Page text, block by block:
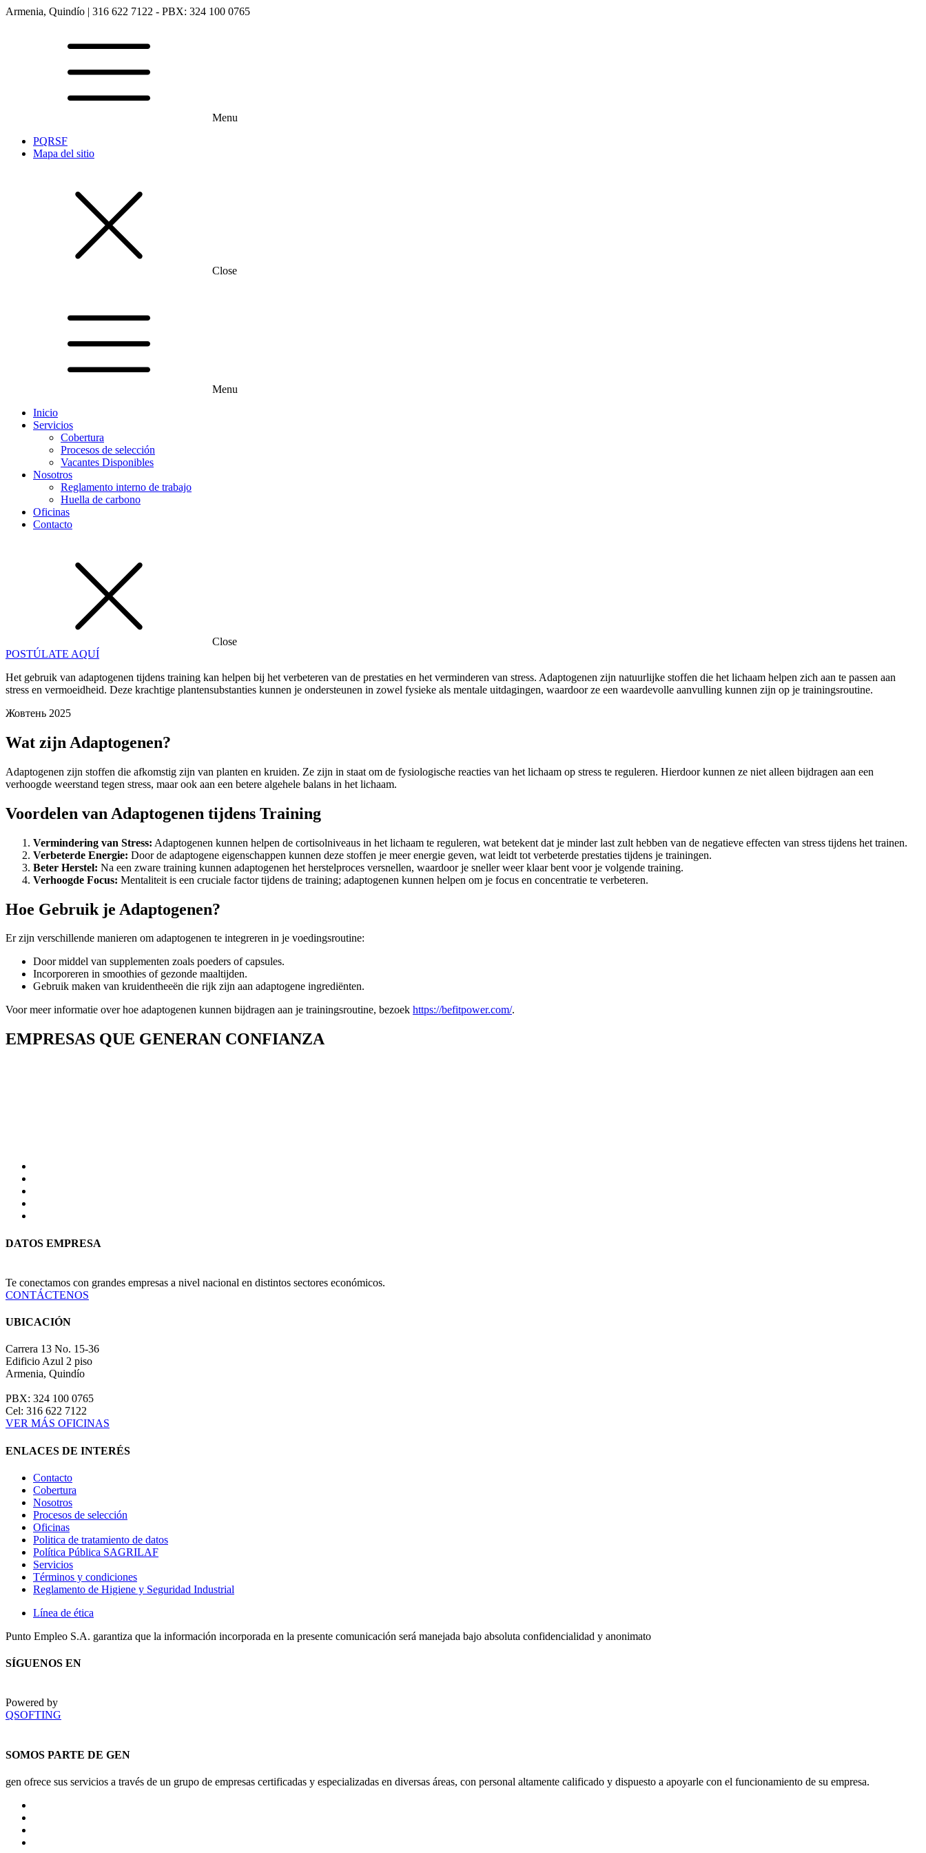
Armenia, Quindío | 316 622 7122 - PBX: 324 100 0765
Menu
PQRSF
Mapa del sitio
Close
Menu
Inicio
Servicios
Cobertura
Procesos de selección
Vacantes Disponibles
Nosotros
Reglamento interno de trabajo
Huella de carbono
Oficinas
Contacto
Close
POSTÚLATE AQUÍ
Het gebruik van adaptogenen tijdens training kan helpen bij het verbeteren van de prestaties en het verminderen van stress. Adaptogenen zijn natuurlijke stoffen die het lichaam helpen zich aan te passen aan
stress en vermoeidheid. Deze krachtige plantensubstanties kunnen je ondersteunen in zowel fysieke als mentale uitdagingen, waardoor ze een waardevolle aanvulling kunnen zijn op je trainingsroutine.
Жовтень 2025
Wat zijn Adaptogenen?
Adaptogenen zijn stoffen die afkomstig zijn van planten en kruiden. Ze zijn in staat om de fysiologische reacties van het lichaam op stress te reguleren. Hierdoor kunnen ze niet alleen bijdragen aan een
verhoogde weerstand tegen stress, maar ook aan een betere algehele balans in het lichaam.
Voordelen van Adaptogenen tijdens Training
Vermindering van Stress: Adaptogenen kunnen helpen de cortisolniveaus in het lichaam te reguleren, wat betekent dat je minder last zult hebben van de negatieve effecten van stress tijdens het trainen.
Verbeterde Energie: Door de adaptogene eigenschappen kunnen deze stoffen je meer energie geven, wat leidt tot verbeterde prestaties tijdens je trainingen.
Beter Herstel: Na een zware training kunnen adaptogenen het herstelproces versnellen, waardoor je sneller weer klaar bent voor je volgende training.
Verhoogde Focus: Mentaliteit is een cruciale factor tijdens de training; adaptogenen kunnen helpen om je focus en concentratie te verbeteren.
Hoe Gebruik je Adaptogenen?
Er zijn verschillende manieren om adaptogenen te integreren in je voedingsroutine:
Door middel van supplementen zoals poeders of capsules.
Incorporeren in smoothies of gezonde maaltijden.
Gebruik maken van kruidentheeën die rijk zijn aan adaptogene ingrediënten.
Voor meer informatie over hoe adaptogenen kunnen bijdragen aan je trainingsroutine, bezoek https://befitpower.com/.
EMPRESAS QUE GENERAN CONFIANZA
DATOS EMPRESA
Te conectamos con grandes empresas a nivel nacional en distintos sectores económicos.
CONTÁCTENOS
UBICACIÓN
Carrera 13 No. 15-36
Edificio Azul 2 piso
Armenia, Quindío
PBX: 324 100 0765
Cel: 316 622 7122
VER MÁS OFICINAS
ENLACES DE INTERÉS
Contacto
Cobertura
Nosotros
Procesos de selección
Oficinas
Politica de tratamiento de datos
Política Pública SAGRILAF
Servicios
Términos y condiciones
Reglamento de Higiene y Seguridad Industrial
Línea de ética
Punto Empleo S.A. garantiza que la información incorporada en la presente comunicación será manejada bajo absoluta confidencialidad y anonimato
SÍGUENOS EN
Powered by
QSOFTING
SOMOS PARTE DE GEN
gen ofrece sus servicios a través de un grupo de empresas certificadas y especializadas en diversas áreas, con personal altamente calificado y dispuesto a apoyarle con el funcionamiento de su empresa.